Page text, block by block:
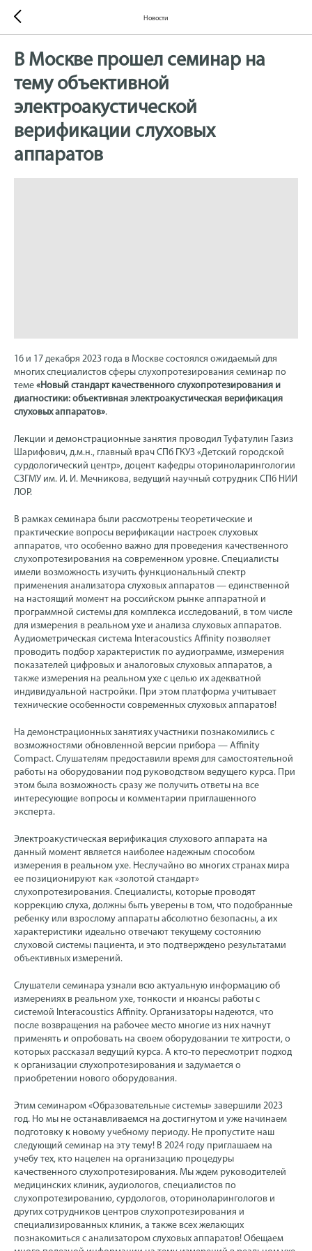
Новости
В Москве прошел семинар на
тему объективной
электроакустической
верификации слуховых
аппаратов
16 и 17 декабря 2023 года в Москве состоялся ожидаемый для
многих специалистов сферы слухопротезирования семинар по
теме «Новый стандарт качественного слухопротезирования и
диагностики: объективная электроакустическая верификация
слуховых аппаратов».
Лекции и демонстрационные занятия проводил Туфатулин Газиз
Шарифович, д.м.н., главный врач СПб ГКУЗ «Детский городской
сурдологический центр», доцент кафедры оториноларингологии
СЗГМУ им. И. И. Мечникова, ведущий научный сотрудник СПб НИИ
ЛОР.
В рамках семинара были рассмотрены теоретические и
практические вопросы верификации настроек слуховых
аппаратов, что особенно важно для проведения качественного
слухопротезирования на современном уровне. Специалисты
имели возможность изучить функциональный спектр
применения анализатора слуховых аппаратов — единственной
на настоящий момент на российском рынке аппаратной и
программной системы для комплекса исследований, в том числе
для измерения в реальном ухе и анализа слуховых аппаратов.
Аудиометрическая система Interacoustics Affinity позволяет
проводить подбор характеристик по аудиограмме, измерения
показателей цифровых и аналоговых слуховых аппаратов, а
также измерения на реальном ухе с целью их адекватной
индивидуальной настройки. При этом платформа учитывает
технические особенности современных слуховых аппаратов!
На демонстрационных занятиях участники познакомились с
возможностями обновленной версии прибора — Affinity
Compact. Слушателям предоставили время для самостоятельной
работы на оборудовании под руководством ведущего курса. При
этом была возможность сразу же получить ответы на все
интересующие вопросы и комментарии приглашенного
эксперта.
Электроакустическая верификация слухового аппарата на
данный момент является наиболее надежным способом
измерения в реальном ухе. Неслучайно во многих странах мира
ее позиционируют как «золотой стандарт»
слухопротезирования. Специалисты, которые проводят
коррекцию слуха, должны быть уверены в том, что подобранные
ребенку или взрослому аппараты абсолютно безопасны, а их
характеристики идеально отвечают текущему состоянию
слуховой системы пациента, и это подтверждено результатами
объективных измерений.
Слушатели семинара узнали всю актуальную информацию об
измерениях в реальном ухе, тонкости и нюансы работы с
системой Interacoustics Affinity. Организаторы надеются, что
после возвращения на рабочее место многие из них начнут
применять и опробовать на своем оборудовании те хитрости, о
которых рассказал ведущий курса. А кто-то пересмотрит подход
к организации слухопротезирования и задумается о
приобретении нового оборудования.
Этим семинаром «Образовательные системы» завершили 2023
год. Но мы не останавливаемся на достигнутом и уже начинаем
подготовку к новому учебному периоду. Не пропустите наш
следующий семинар на эту тему! В 2024 году приглашаем на
учебу тех, кто нацелен на организацию процедуры
качественного слухопротезирования. Мы ждем руководителей
медицинских клиник, аудиологов, специалистов по
слухопротезированию, сурдологов, оториноларингологов и
других сотрудников центров слухопротезирования и
специализированных клиник, а также всех желающих
познакомиться с анализатором слуховых аппаратов! Обещаем